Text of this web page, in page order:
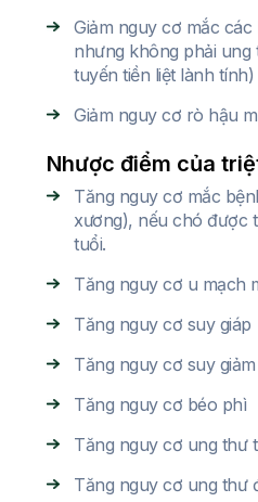
Giảm nguy cơ mắc
nhưng không phải ung
tuyến tiền liệt lành tính)
Giảm nguy cơ rò hậu
Nhược điểm của
Tăng nguy cơ mắc
xương), nếu chó được
tuổi.
Tăng nguy cơ u mạch
Tăng nguy cơ suy giáp
Tăng nguy cơ suy
Tăng nguy cơ béo phì
Tăng nguy cơ ung thư
Tăng nguy cơ ung thư